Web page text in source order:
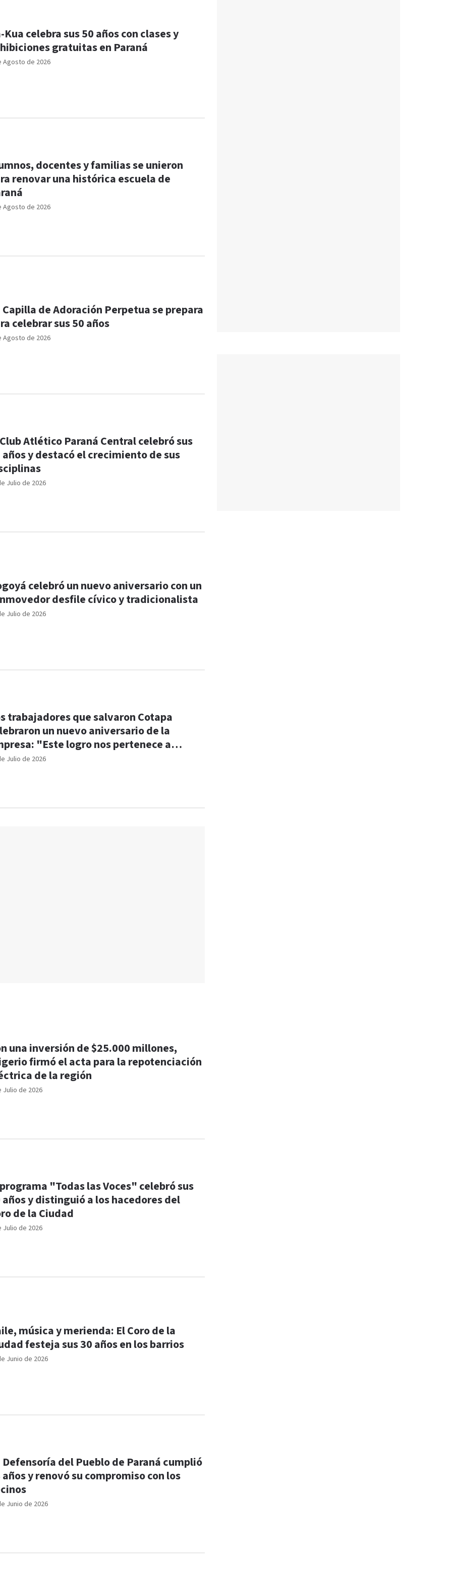
Agosto de 2026
Kua celebra sus 50 años con clases y
gratuitas en Paraná
Agosto de 2026
docentes y familias se unieron
renovar una histórica escuela de
Agosto de 2026
Capilla de Adoración Perpetua se prepara
celebrar sus 50 años
Julio de 2026
Atlético Paraná Central celebró sus
años y destacó el crecimiento de sus
Julio de 2026
celebró un nuevo aniversario con un
desfile cívico y tradicionalista
Julio de 2026
trabajadores que salvaron Cotapa
un nuevo aniversario de la
"Este logro nos pertenece a
Julio de 2026
una inversión de $25.000 millones,
firmó el acta para la repotenciación
de la región
Julio de 2026
"Todas las Voces" celebró sus
años y distinguió a los hacedores del
de la Ciudad
Junio de 2026
música y merienda: El Coro de la
festeja sus 30 años en los barrios
Junio de 2026
Defensoría del Pueblo de Paraná cumplió
años y renovó su compromiso con los